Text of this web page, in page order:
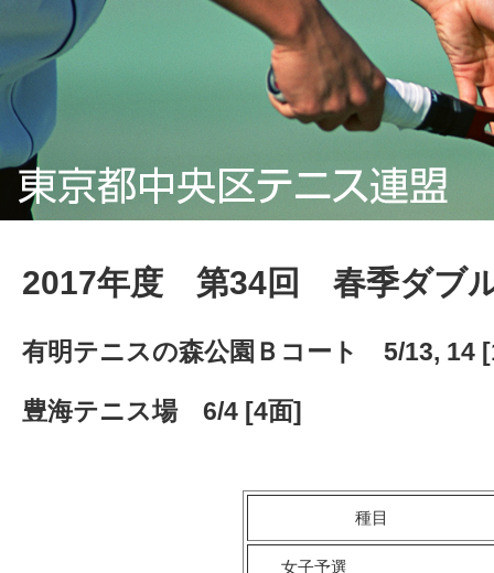
2017年度 第34回 春季ダブ
有明テニスの森公園Ｂコート 5/13, 14
豊海テニス場 6/4 [4面]
種目
女子予選